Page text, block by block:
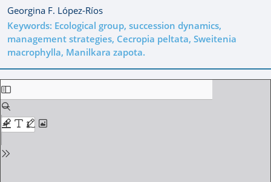
Georgina F. López-Ríos
Keywords: Ecological group, succession dynamics,
management strategies, Cecropia peltata, Sweitenia
macrophylla, Manilkara zapota.